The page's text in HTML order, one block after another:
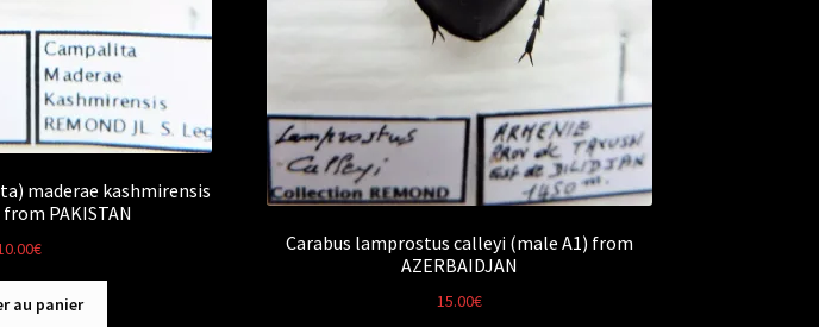
maderae kashmirensis
PAKISTAN
€
au panier
Carabus lamprostus calleyi (male A1) from
AZERBAIDJAN
15.00€